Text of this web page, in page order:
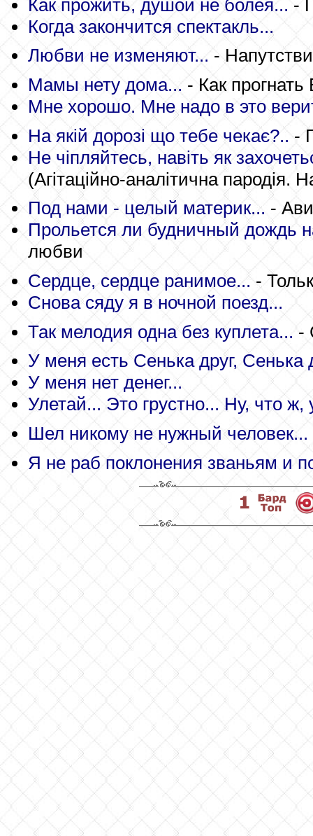
Как прожить, душой не болея... -
Когда закончится спектакль...
Любви не изменяют... -
Мамы нету дома... - Как прогнать
Мне хорошо. Мне надо в это
На якій дорозі що тебе чекає?.. -
Не чіпляйтесь, навіть як
(Агітаційно-аналітична пародія.
Под нами - целый материк... -
Прольется ли будничный дождь
любви
Сердце, сердце ранимое... -
Снова сяду я в ночной поезд...
Так мелодия одна без куплета... -
У меня есть Сенька друг, Сенька
У меня нет денег...
Улетай... Это грустно... Ну, что ж,
Шел никому не нужный человек...
Я не раб поклонения званьям и